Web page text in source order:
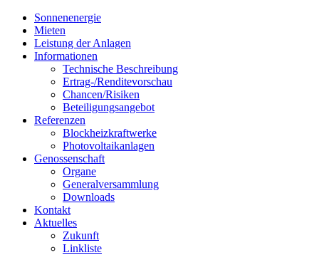
Sonnenenergie
Mieten
Leistung der Anlagen
Informationen
Technische Beschreibung
Ertrag-/Renditevorschau
Chancen/Risiken
Beteiligungsangebot
Referenzen
Blockheizkraftwerke
Photovoltaikanlagen
Genossenschaft
Organe
Generalversammlung
Downloads
Kontakt
Aktuelles
Zukunft
Linkliste